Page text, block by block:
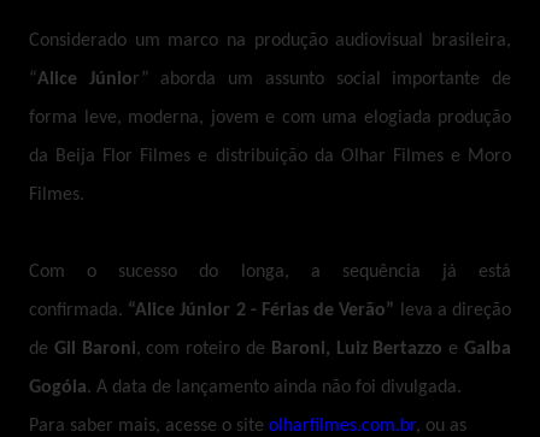
Considerado um marco na produção audiovisual brasileira,
“Alice Júnior” aborda um assunto social importante de
forma leve, moderna, jovem e com uma elogiada produção
da Beija Flor Filmes e distribuição da Olhar Filmes e Moro
Filmes.
Com o sucesso do longa, a sequência já está
confirmada. “Alice Júnior 2 - Férias de Verão” leva a direção
de Gil Baroni , com roteiro de Baroni, Luiz Bertazzo eGalba
Gogóia. A data de lançamento ainda não foi divulgada.
Para saber mais, acesse o site olharfilmes.com.br, ou as